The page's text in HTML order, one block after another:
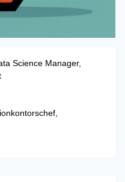
Science Manager,